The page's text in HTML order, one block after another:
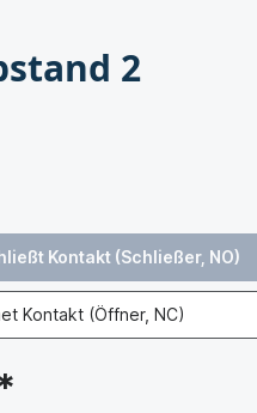
2
Kontakt (Schließer, NO)
Kontakt (Öffner, NC)